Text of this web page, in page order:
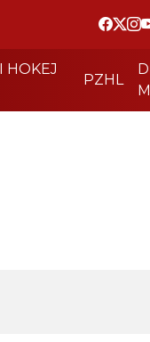
HOKEJ
PZHL